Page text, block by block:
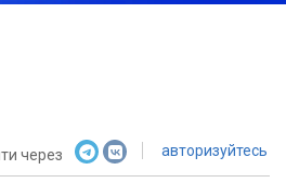
через авторизуйтесь